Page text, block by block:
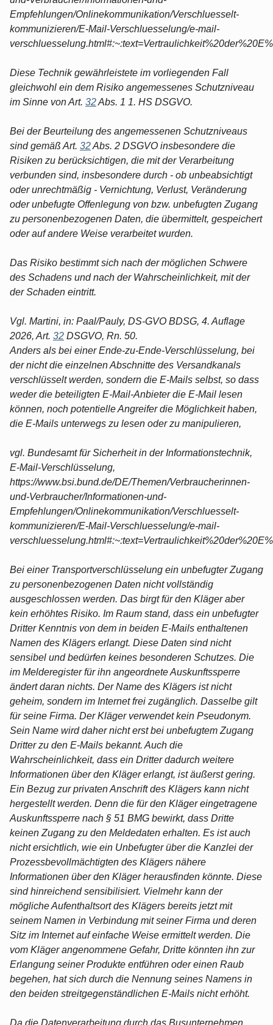
Empfehlungen/Onlinekommunikation/Verschluesselt-
kommunizieren/E-Mail-Verschluesselung/e-mail-
Diese Technik gewährleistete im vorliegenden Fall
gleichwohl ein dem Risiko angemessenes Schutzniveau
im Sinne von Art. 32Abs. 1 1. HS DSGVO.
Bei der Beurteilung des angemessenen Schutzniveaus
sind gemäß Art. 32Abs. 2 DSGVO insbesondere die
Risiken zu berücksichtigen, die mit der Verarbeitung
verbunden sind, insbesondere durch - ob unbeabsichtigt
oder unrechtmäßig - Vernichtung, Verlust, Veränderung
oder unbefugte Offenlegung von bzw. unbefugten Zugang
zu personenbezogenen Daten, die übermittelt, gespeichert
oder auf andere Weise verarbeitet wurden.
Das Risiko bestimmt sich nach der möglichen Schwere
des Schadens und nach der Wahrscheinlichkeit, mit der
der Schaden eintritt.
Vgl. Martini, in: Paal/Pauly, DS-GVO BDSG, 4. Auflage
2026, Art. 32 DSGVO, Rn. 50.
Anders als bei einer Ende-zu-Ende-Verschlüsselung, bei
der nicht die einzelnen Abschnitte des Versandkanals
verschlüsselt werden, sondern die E-Mails selbst, so dass
weder die beteiligten E-Mail-Anbieter die E-Mail lesen
können, noch potentielle Angreifer die Möglichkeit haben,
die E-Mails unterwegs zu lesen oder zu manipulieren,
vgl. Bundesamt für Sicherheit in der Informationstechnik,
E-Mail-Verschlüsselung,
https://www.bsi.bund.de/DE/Themen/Verbraucherinnen-
und-Verbraucher/Informationen-und-
Empfehlungen/Onlinekommunikation/Verschluesselt-
kommunizieren/E-Mail-Verschluesselung/e-mail-
Bei einer Transportverschlüsselung ein unbefugter Zugang
zu personenbezogenen Daten nicht vollständig
ausgeschlossen werden. Das birgt für den Kläger aber
kein erhöhtes Risiko. Im Raum stand, dass ein unbefugter
Dritter Kenntnis von dem in beiden E-Mails enthaltenen
Namen des Klägers erlangt. Diese Daten sind nicht
sensibel und bedürfen keines besonderen Schutzes. Die
im Melderegister für ihn angeordnete Auskunftssperre
ändert daran nichts. Der Name des Klägers ist nicht
geheim, sondern im Internet frei zugänglich. Dasselbe gilt
für seine Firma. Der Kläger verwendet kein Pseudonym.
Sein Name wird daher nicht erst bei unbefugtem Zugang
Dritter zu den E-Mails bekannt. Auch die
Wahrscheinlichkeit, dass ein Dritter dadurch weitere
Informationen über den Kläger erlangt, ist äußerst gering.
Ein Bezug zur privaten Anschrift des Klägers kann nicht
hergestellt werden. Denn die für den Kläger eingetragene
Auskunftssperre nach § 51 BMG bewirkt, dass Dritte
keinen Zugang zu den Meldedaten erhalten. Es ist auch
nicht ersichtlich, wie ein Unbefugter über die Kanzlei der
Prozessbevollmächtigten des Klägers nähere
Informationen über den Kläger herausfinden könnte. Diese
sind hinreichend sensibilisiert. Vielmehr kann der
mögliche Aufenthaltsort des Klägers bereits jetzt mit
seinem Namen in Verbindung mit seiner Firma und deren
Sitz im Internet auf einfache Weise ermittelt werden. Die
vom Kläger angenommene Gefahr, Dritte könnten ihn zur
Erlangung seiner Produkte entführen oder einen Raub
begehen, hat sich durch die Nennung seines Namens in
den beiden streitgegenständlichen E-Mails nicht erhöht.
Da die Datenverarbeitung durch das Busunternehmen